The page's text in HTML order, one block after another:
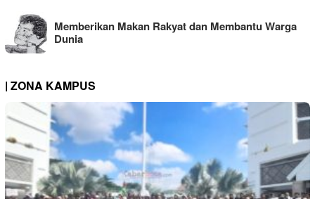
Memberikan Makan Rakyat dan Membantu Warga
Dunia
| ZONA KAMPUS